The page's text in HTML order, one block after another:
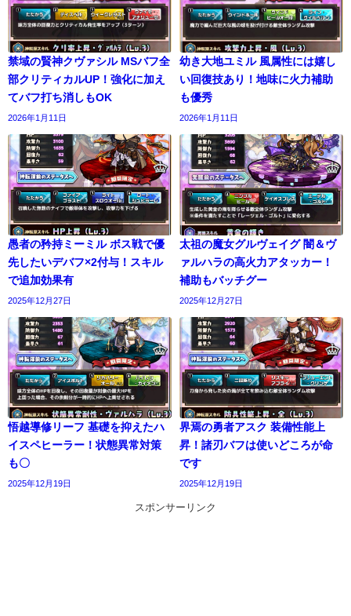
禁域の賢神クヴァシル MSバフ全
部クリティカルUP！強化に加え
てバフ打ち消しもOK
2026年1月11日
幼き大地ユミル 風属性には嬉し
い回復技あり！地味に火力補助
も優秀
2026年1月11日
愚者の矜持ミーミル ボス戦で優
先したいデバフ×2付与！スキル
で追加効果有
2025年12月27日
太祖の魔女グルヴェイグ 闇＆ヴ
ァルハラの高火力アタッカー！
補助もバッチグー
2025年12月27日
悟越導修リーフ 基礎を抑えたハ
イスペヒーラー！状態異常対策
も〇
2025年12月19日
界焉の勇者アスク 装備性能上
昇！諸刃バフは使いどころが命
です
2025年12月19日
スポンサーリンク